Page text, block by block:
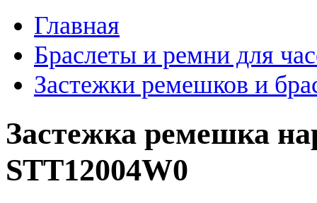
Главная
Браслеты и ремни для
Застежки ремешков и
Застежка ремешка
STT12004W0